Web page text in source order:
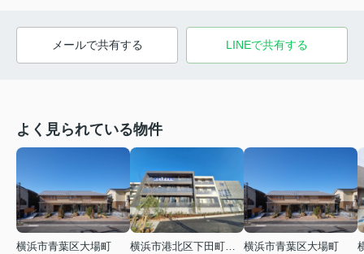
メールで共有する LINEで共有する
よく見られている物件
横浜市青葉区大場町
横浜市青葉区大場町